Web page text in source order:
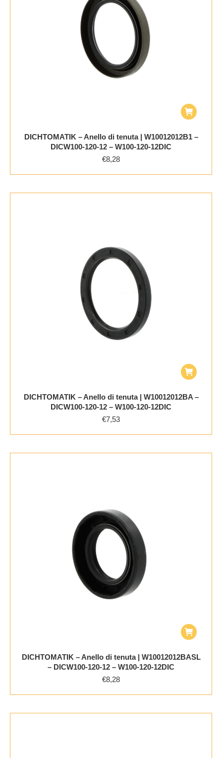
DICHTOMATIK – Anello di tenuta | W10012012B1 –
DICW100-120-12 – W100-120-12DIC
€8,28
DICHTOMATIK – Anello di tenuta | W10012012BA –
DICW100-120-12 – W100-120-12DIC
€7,53
DICHTOMATIK – Anello di tenuta | W10012012BASL
– DICW100-120-12 – W100-120-12DIC
€8,28